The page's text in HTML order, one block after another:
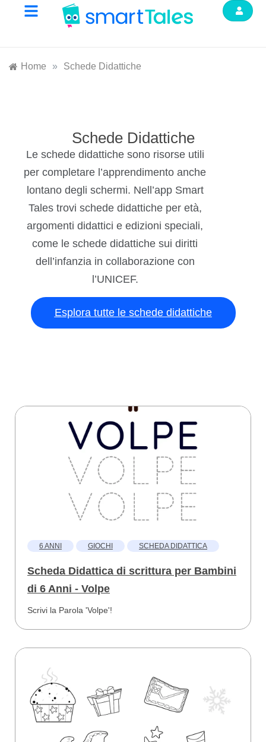
Home » Schede Didattiche
Schede Didattiche
Le schede didattiche sono risorse utili
per completare l’apprendimento anche
lontano degli schermi. Nell’app Smart
Tales trovi schede didattiche per età,
argomenti didattici e edizioni speciali,
come le schede didattiche sui diritti
dell’infanzia in collaborazione con
l’UNICEF.
Esplora tutte le schede didattiche
6 ANNI GIOCHI SCHEDA DIDATTICA
Scheda Didattica di scrittura per Bambini
di 6 Anni - Volpe
Scrivi la Parola 'Volpe'!